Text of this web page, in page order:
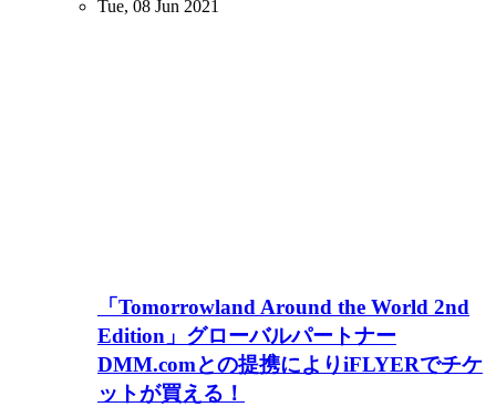
Tue, 08 Jun 2021
「Tomorrowland Around the World 2nd
Edition」グローバルパートナー
DMM.comとの提携によりiFLYERでチケ
ットが買える！